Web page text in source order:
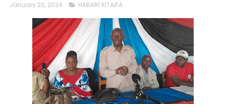
January 20, 2024 HABARI KITAIFA